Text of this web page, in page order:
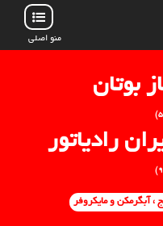
منو اصلی
بوتان
رادیاتور
آبگرمکن و مایکروفر